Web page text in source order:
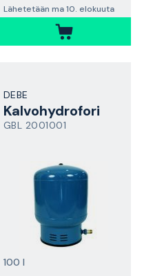
Lähetetään ma 10. elokuuta
DEBE
Kalvohydrofori
GBL 2001001
100 l